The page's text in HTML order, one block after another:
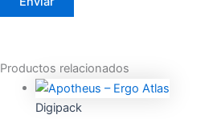
Productos relacionados
Digipack